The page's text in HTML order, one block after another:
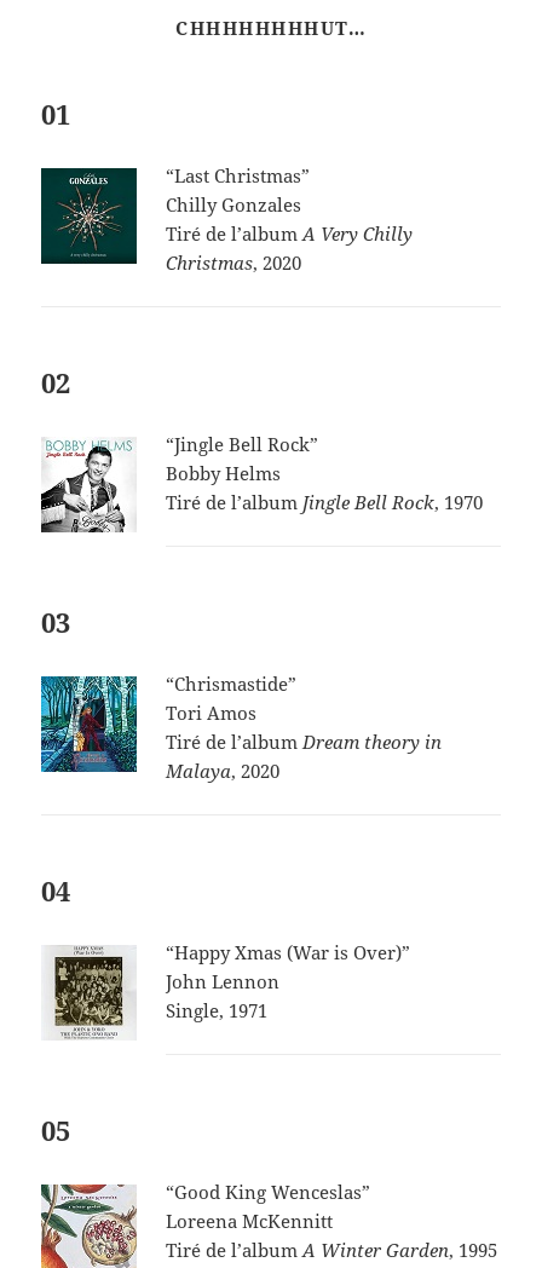
CHHHHHHHHUT…
01
“Last Christmas”
Chilly Gonzales
Tiré de l’albumA Very Chilly
Christmas, 2020
02
“Jingle Bell Rock”
Bobby Helms
Tiré de l’album Jingle Bell Rock, 1970
03
“Chrismastide”
Tori Amos
Tiré de l’albumDream theory in
Malaya, 2020
04
“Happy Xmas (War is Over)”
John Lennon
Single, 1971
05
“Good King Wenceslas”
Loreena McKennitt
Tiré de l’albumA Winter Garden, 1995